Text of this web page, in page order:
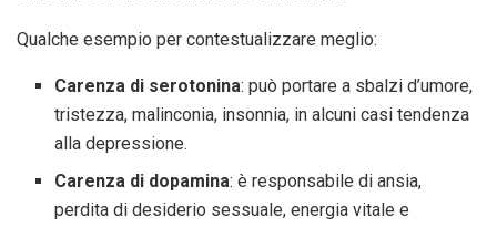
Qualche esempio per contestualizzare meglio:
Carenza di serotonina: può portare a sbalzi d’umore,
tristezza, malinconia, insonnia, in alcuni casi tendenza
alla depressione.
Carenza di dopamina: è responsabile di ansia,
perdita di desiderio sessuale, energia vitale e